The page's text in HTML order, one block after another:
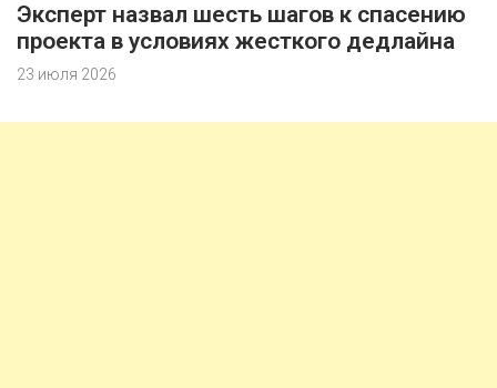
Эксперт назвал шесть шагов к спасению
проекта в условиях жесткого дедлайна
23 июля 2026